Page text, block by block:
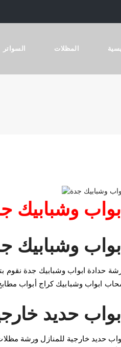
المظلات السواتر
ابواب وشبابيك
ابواب وشبابيك
حدادة ابواب وشبابيك جدة نقوم
ابواب وشبابيك كراج أبواب
ابواب حديد
حديد خارجية للمنازل ورشة